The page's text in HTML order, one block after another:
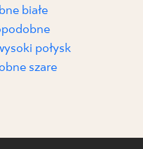
białe
połysk
szare